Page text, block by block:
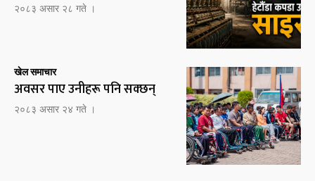
२०८३ असार २८ गते ।
खेल समाचार
अवसर पाए उनीहरू पनि सक्छन्
२०८३ असार २४ गते ।